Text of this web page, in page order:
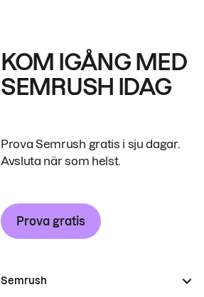
KOM IGÅNG MED
SEMRUSH IDAG
Prova Semrush gratis i sju dagar.
Avsluta när som helst.
Prova gratis
Semrush